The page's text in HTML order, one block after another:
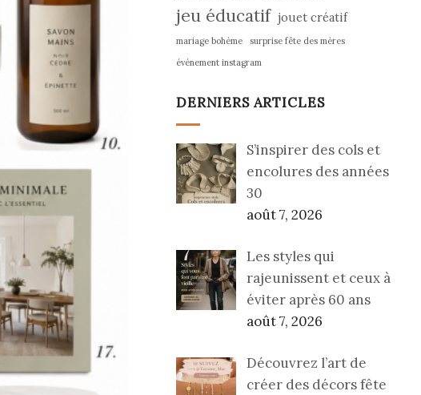
jeu éducatif jouet créatif
mariage bohème
surprise fête des mères
événement instagram
DERNIERS ARTICLES
S’inspirer des cols et
encolures des années
30
août 7, 2026
Les styles qui
rajeunissent et ceux à
éviter après 60 ans
août 7, 2026
Découvrez l’art de
créer des décors fête